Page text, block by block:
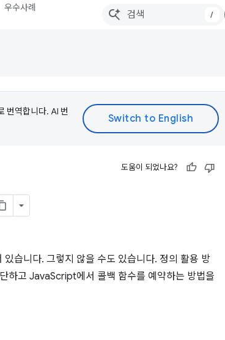
우수사례
/
번역합니다. AI 번
도움이 되었나요?
습니다. 그렇지 않을 수도 있습니다. 정의 활용 방
하고 JavaScript에서 콜백 함수를 예약하는 방법을